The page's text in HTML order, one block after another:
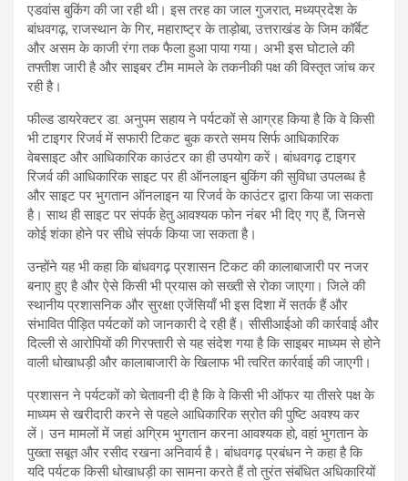
एडवांस बुकिंग की जा रही थी। इस तरह का जाल गुजरात, मध्यप्रदेश के
बांधवगढ़, राजस्थान के गिर, महाराष्ट्र के ताड़ोबा, उत्तराखंड के जिम कॉर्बेट
और असम के काजी रंगा तक फैला हुआ पाया गया। अभी इस घोटाले की
तफ्तीश जारी है और साइबर टीम मामले के तकनीकी पक्ष की विस्तृत जांच कर
रही है।
फील्ड डायरेक्टर डा. अनुपम सहाय ने पर्यटकों से आग्रह किया है कि वे किसी
भी टाइगर रिजर्व में सफारी टिकट बुक करते समय सिर्फ आधिकारिक
वेबसाइट और आधिकारिक काउंटर का ही उपयोग करें। बांधवगढ़ टाइगर
रिजर्व की आधिकारिक साइट पर ही ऑनलाइन बुकिंग की सुविधा उपलब्ध है
और साइट पर भुगतान ऑनलाइन या रिजर्व के काउंटर द्वारा किया जा सकता
है। साथ ही साइट पर संपर्क हेतु आवश्यक फोन नंबर भी दिए गए हैं, जिनसे
कोई शंका होने पर सीधे संपर्क किया जा सकता है।
उन्होंने यह भी कहा कि बांधवगढ़ प्रशासन टिकट की कालाबाजारी पर नजर
बनाए हुए है और ऐसे किसी भी प्रयास को सख्ती से रोका जाएगा। जिले की
स्थानीय प्रशासनिक और सुरक्षा एजेंसियाँ भी इस दिशा में सतर्क हैं और
संभावित पीड़ित पर्यटकों को जानकारी दे रही हैं। सीसीआईओ की कार्रवाई और
दिल्ली से आरोपियों की गिरफ्तारी से यह संदेश गया है कि साइबर माध्यम से होने
वाली धोखाधड़ी और कालाबाजारी के खिलाफ भी त्वरित कार्रवाई की जाएगी।
प्रशासन ने पर्यटकों को चेतावनी दी है कि वे किसी भी ऑफर या तीसरे पक्ष के
माध्यम से खरीदारी करने से पहले आधिकारिक स्रोत की पुष्टि अवश्य कर
लें। उन मामलों में जहां अग्रिम भुगतान करना आवश्यक हो, वहां भुगतान के
पुख्ता सबूत और रसीद रखना अनिवार्य है। बांधवगढ़ प्रबंधन ने कहा है कि
यदि पर्यटक किसी धोखाधड़ी का सामना करते हैं तो तुरंत संबंधित अधिकारियों